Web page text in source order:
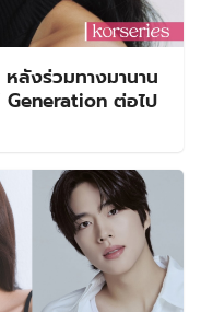
หลังร่วมทางมานาน
Generation ต่อไป